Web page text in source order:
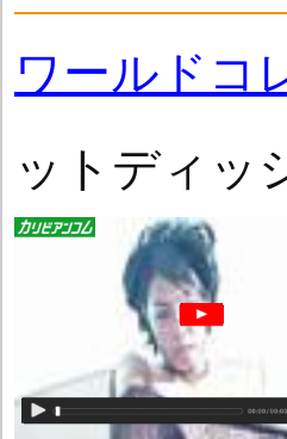
ワールドコ
ットディッ